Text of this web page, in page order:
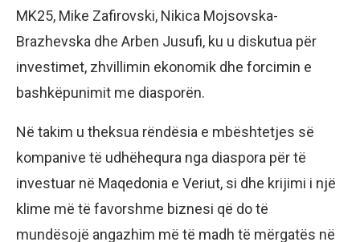
MK25, Mike Zafirovski, Nikica Mojsovska-
Brazhevska dhe Arben Jusufi, ku u diskutua për
investimet, zhvillimin ekonomik dhe forcimin e
bashkëpunimit me diasporën.
Në takim u theksua rëndësia e mbështetjes së
kompanive të udhëhequra nga diaspora për të
investuar në Maqedonia e Veriut, si dhe krijimi i një
klime më të favorshme biznesi që do të
mundësojë angazhim më të madh të mërgatës në